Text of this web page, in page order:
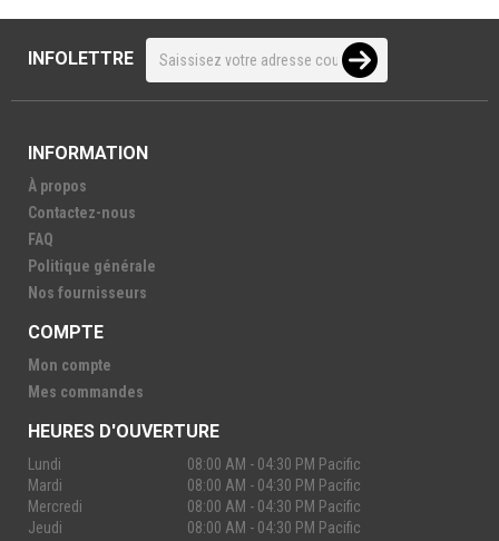
INFOLETTRE
INFORMATION
À propos
Contactez-nous
FAQ
Politique générale
Nos fournisseurs
COMPTE
Mon compte
Mes commandes
HEURES D'OUVERTURE
Lundi
08:00 AM - 04:30 PM Pacific
Mardi
08:00 AM - 04:30 PM Pacific
Mercredi
08:00 AM - 04:30 PM Pacific
Jeudi
08:00 AM - 04:30 PM Pacific